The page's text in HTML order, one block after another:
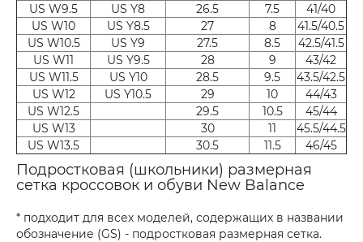
US W9.5
US Y8 26.5 7.5
41/40
US W10
US Y8.5 27 8
41.5/40.5
US W10.5
US Y9 27.5 8.5
42.5/41.5
US W11
US Y9.5 28 9
43/42
US W11.5
US Y10 28.5 9.5
43.5/42.5
US W12
US Y10.5 29 10
44/43
US W12.5
29.5 10.5
45/44
US W13
30 11
45.5/44.5
US W13.5
30.5 11.5 46/45
Подростковая (школьники) размерная
сетка кроссовок и обуви New Balance
* подходит для всех моделей, содержащих в названии
обозначение (GS) - подростковая размерная сетка.